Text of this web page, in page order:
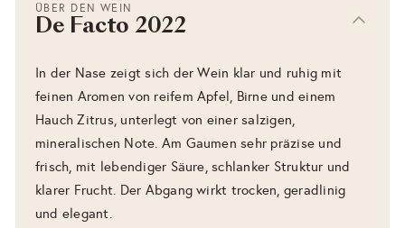
ÜBER DEN WEIN
De Facto 2022
In der Nase zeigt sich der Wein klar und ruhig mit
feinen Aromen von reifem Apfel, Birne und einem
Hauch Zitrus, unterlegt von einer salzigen,
mineralischen Note. Am Gaumen sehr präzise und
frisch, mit lebendiger Säure, schlanker Struktur und
klarer Frucht. Der Abgang wirkt trocken, geradlinig
und elegant.